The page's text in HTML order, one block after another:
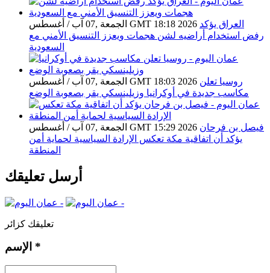
الجمعة ,07 آب / أغسطس GMT 18:18 2026 العراق يؤكد
رفض استخدام أراضيه لشن هجمات ويعزز التنسيق الأمني مع
السعودية
الجمعة ,07 آب / أغسطس GMT 18:03 2026 روسيا تعلن
مكاسب جديدة في أوكرانيا وزيلينسكي يقر بصعوبة الوضع
الجمعة ,07 آب / أغسطس GMT 15:29 2026 فيصل بن فرحان
يؤكد أن اتفاقية مكة تعكس الإرادة السياسية لحماية أمن
المنطقة
أرسل تعليقك
تعليقك كزائر
*